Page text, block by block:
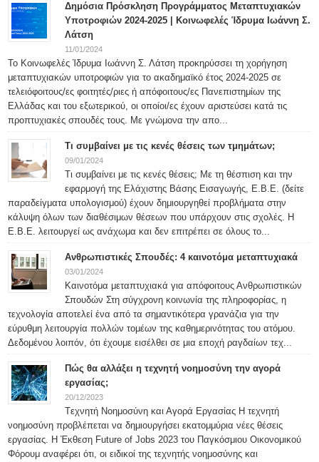
Δημόσια Πρόσκληση Προγράμματος Μεταπτυχιακών
Υποτροφιών 2024-2025 | Κοινωφελές Ίδρυμα Ιωάννη Σ.
Λάτση
11/01/2024
Το Κοινωφελές Ίδρυμα Ιωάννη Σ. Λάτση προκηρύσσει τη χορήγηση
μεταπτυχιακών υποτροφιών για το ακαδημαϊκό έτος 2024-2025 σε
τελειόφοιτους/ες φοιτητές/ριες ή απόφοιτους/ες Πανεπιστημίων της
Ελλάδας και του εξωτερικού, οι οποίοι/ες έχουν αριστεύσει κατά τις
προπτυχιακές σπουδές τους. Με γνώμονα την απο...
Τι συμβαίνει με τις κενές θέσεις των τμημάτων;
09/01/2024
Τι συμβαίνει με τις κενές θέσεις; Με τη θέσπιση και την
εφαρμογή της Ελάχιστης Βάσης Εισαγωγής, Ε.Β.Ε. (δείτε
παραδείγματα υπολογισμού) έχουν δημιουργηθεί προβλήματα στην
κάλυψη όλων των διαθέσιμων θέσεων που υπάρχουν στις σχολές. Η
Ε.Β.Ε. λειτουργεί ως ανάχωμα και δεν επιτρέπει σε όλους το...
Ανθρωπιστικές Σπουδές: 4 καινοτόμα μεταπτυχιακά
03/01/2024
Καινοτόμα μεταπτυχιακά για απόφοιτους Ανθρωπιστικών
Σπουδών Στη σύγχρονη κοινωνία της πληροφορίας, η
τεχνολογία αποτελεί ένα από τα σημαντικότερα γρανάζια για την
εύρυθμη λειτουργία πολλών τομέων της καθημερινότητας του ατόμου.
Δεδομένου λοιπόν, ότι έχουμε εισέλθει σε μια εποχή ραγδαίων τεχ...
Πώς θα αλλάξει η τεχνητή νοημοσύνη την αγορά
εργασίας;
20/12/2023
Tεχνητή Νοημοσύνη και Αγορά Εργασίας Η τεχνητή
νοημοσύνη προβλέπεται να δημιουργήσει εκατομμύρια νέες θέσεις
εργασίας. Η Έκθεση Future of Jobs 2023 του Παγκόσμιου Οικονομικού
Φόρουμ αναφέρει ότι, οι ειδικοί της τεχνητής νοημοσύνης και